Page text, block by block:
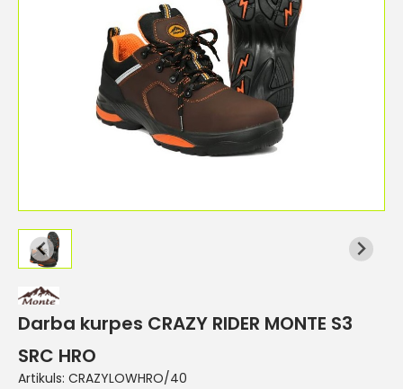
Darba kurpes CRAZY RIDER MONTE S3
SRC HRO
Artikuls: CRAZYLOWHRO/40